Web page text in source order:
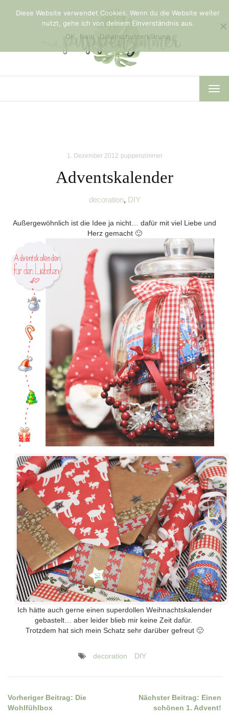
1. Dezember 2012 puppenzimmer
Adventskalender
decoration, DIY
Außergewöhnlich ist die Idee ja nicht… dafür mit viel Liebe und
Herz gemacht 🙂
Ich hätte auch gerne einen superdollen Weihnachtskalender
gebastelt… aber leider blieb mir keine Zeit dafür.
Trotzdem hat sich mein Schatz sehr darüber gefreut 🙂
decoration DIY
Beitragsnavigation
Vorheriger Beitrag: Die
Wohlfühlbox
Nächster Beitrag: Einen
schönen 1. Advent!
Diese Website verwendet Cookies. Wenn du die Website weiter
nutzt, gehe ich von deinem Einverständnis aus.
OK
Nein Datenschutzerklärung